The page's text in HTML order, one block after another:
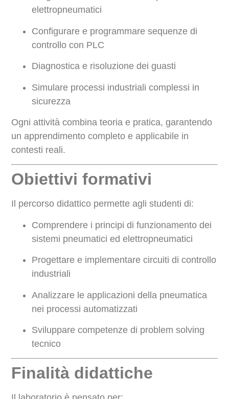
elettropneumatici
Configurare e programmare sequenze di
controllo con PLC
Diagnostica e risoluzione dei guasti
Simulare processi industriali complessi in
sicurezza
Ogni attività combina teoria e pratica, garantendo
un apprendimento completo e applicabile in
contesti reali.
Obiettivi formativi
Il percorso didattico permette agli studenti di:
Comprendere i principi di funzionamento dei
sistemi pneumatici ed elettropneumatici
Progettare e implementare circuiti di controllo
industriali
Analizzare le applicazioni della pneumatica
nei processi automatizzati
Sviluppare competenze di problem solving
tecnico
Finalità didattiche